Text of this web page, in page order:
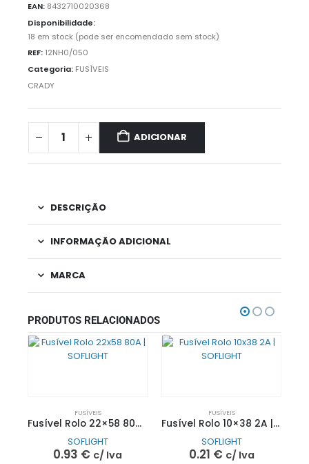
EAN: 8432710020368
Disponibilidade:
18 em stock (pode ser encomendado sem stock)
REF: 12NH0/050
Categoria: FUSÍVEIS
CRADY
ADICIONAR
DESCRIÇÃO
INFORMAÇÃO ADICIONAL
MARCA
PRODUTOS RELACIONADOS
FUSÍVEIS
Fusível Rolo 22×58 80A | SOFLIGHT
SOFLIGHT
0.93 € c/ Iva
FUSÍVEIS
Fusível Rolo 10×38 2A | SOFLIGHT
SOFLIGHT
0.21 € c/ Iva